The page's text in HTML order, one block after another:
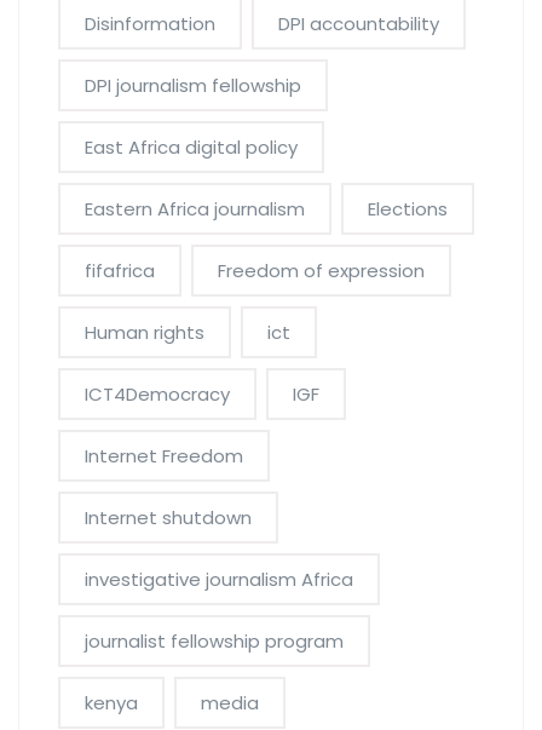
Disinformation DPI accountability
DPI journalism fellowship
East Africa digital policy
Eastern Africa journalism Elections
fifafrica Freedom of expression
Human rights ict
ICT4Democracy IGF
Internet Freedom
Internet shutdown
investigative journalism Africa
journalist fellowship program
kenya media